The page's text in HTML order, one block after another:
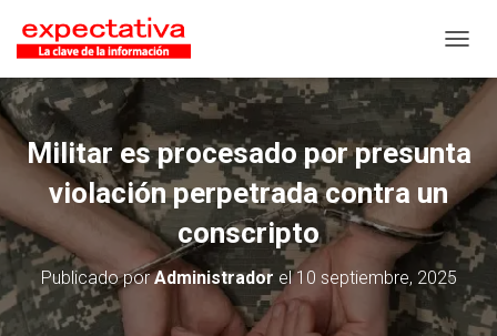
Militar es procesado por presunta
violación perpetrada contra un
conscripto
Publicado porAdministrador el10 septiembre, 2025